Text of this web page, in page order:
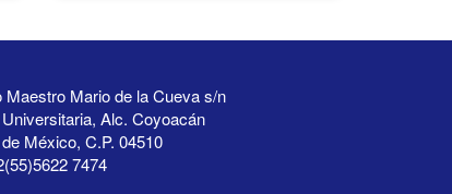
Maestro Mario de la Cueva s/n
Alc. Coyoacán
México, C.P. 04510
7474